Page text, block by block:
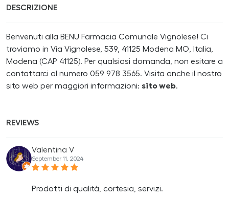
DESCRIZIONE
Benvenuti alla BENU Farmacia Comunale Vignolese! Ci
troviamo in Via Vignolese, 539, 41125 Modena MO, Italia,
Modena (CAP 41125). Per qualsiasi domanda, non esitare a
contattarci al numero 059 978 3565. Visita anche il nostro
sito web per maggiori informazioni: sito web.
REVIEWS
Valentina V
September 11, 2024
Prodotti di qualità, cortesia, servizi.